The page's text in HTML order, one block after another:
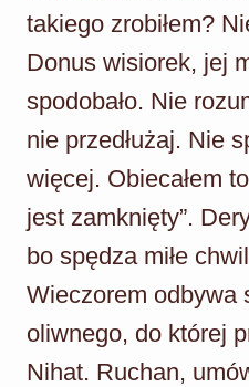
takiego zrobiłem?
Donus wisiorek, jej
spodobało. Nie
nie przedłużaj. Nie
więcej. Obiecałem
jest zamknięty”.
bo spędza miłe
Wieczorem odbywa
oliwnego, do której
Nihat. Ruchan,